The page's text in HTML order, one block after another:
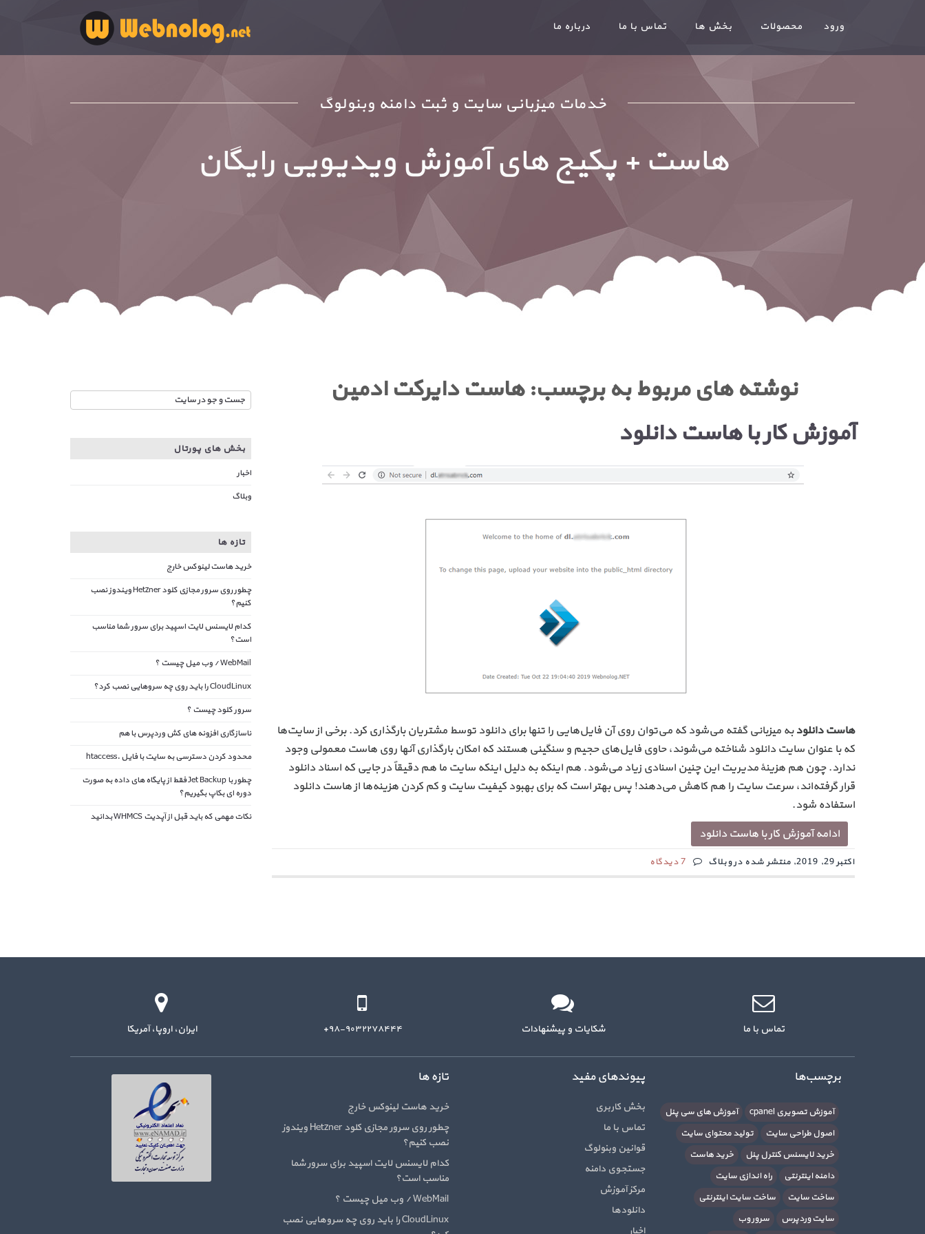
خدمات میزبانی سایت و ثبت دامنه وبنولوگ
هاست + پکیج های آموزش ویدیویی رایگان
ورود محصولات بخش ها تماس با ما درباره ما
نوشته های مربوط به برچسب:هاست دایرکت ادمین
آموزش کار با هاست دانلود
هاست دانلودبه میزبانی گفته می‌شود که می‌توان روی آن فایل‌هایی را تنها برای دانلود توسط مشتریان بارگذاری کرد. برخی از سایت‌ها
که با عنوان سایت دانلود شناخته می‌شوند، حاوی فایل‌های حجیم و سنگینی هستند که امکان بارگذاری آنها روی هاست معمولی وجود
ندارد. چون هم هزینهٔ مدیریت این چنین اسنادی زیاد می‌شود. هم اینکه به دلیل اینکه سایت ما هم دقیقاً در جایی که اسناد دانلود
قرار گرفته‌اند، سرعت سایت را هم کاهش می‌دهند! پس بهتر است که برای بهبود کیفیت سایت و کم کردن هزینه‌ها از هاست دانلود
استفاده شود.
ادامه آموزش کار با هاست دانلود
اکتبر 29, 2019, منتشر شده در وبلاگ 7 دیدگاه
بخش های پورتال
اخبار
وبلاگ
تازه ها
خرید هاست لینوکس خارج
چطور روی سرور مجازی کلود Hetzner ویندوز نصب
کنیم؟
کدام لایسنس لایت اسپید برای سرور شما مناسب
است؟
WebMail / وب میل چیست ؟
CloudLinux را باید روی چه سروهایی نصب کرد؟
سرور کلود چیست ؟
ناسازگاری افزونه های کش وردپرس با هم
محدود کردن دسترسی به سایت با فایل .htaccess
چطور با Jet Backup فقط از پایگاه های داده به صورت
دوره ای بکاپ بگیریم؟
نکات مهمی که باید قبل از آپدیت WHMCS بدانید
ایران، اروپا، آمریکا ۹۸-۹۰۳۲۲۷۸۴۴۴+ شکایات و پیشنهادات تماس با ما
تازه ها
خرید هاست لینوکس خارج
چطور روی سرور مجازی کلود Hetzner ویندوز
نصب کنیم؟
کدام لایسنس لایت اسپید برای سرور شما
مناسب است؟
WebMail / وب میل چیست ؟
CloudLinux را باید روی چه سروهایی نصب
پیوندهای مفید
بخش کاربری
تماس با ما
قوانین وبنولوگ
جستجوی دامنه
مرکز آموزش
دانلودها
اخبار
برچسب‌ها
آموزش تصویری cpanel
آموزش های سی پنل
اصول طراحی سایت
تولید محتوای سایت
خرید لایسنس کنترل پنل
خرید هاست
دامنه اینترنتی
راه اندازی سایت
ساخت سایت
ساخت سایت اینترنتی
سایت وردپرس
سرور وب